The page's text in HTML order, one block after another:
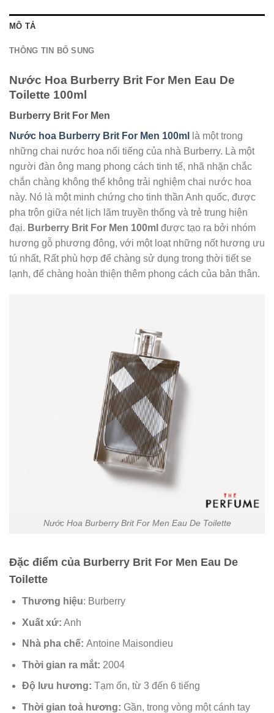
MÔ TẢ
THÔNG TIN BỔ SUNG
Nước Hoa Burberry Brit For Men Eau De
Toilette 100ml
Burberry Brit For Men
Nước hoa Burberry Brit For Men 100ml
là một trong
những chai nước hoa nổi tiếng của nhà Burberry. Là một
người đàn ông mang phong cách tinh tế, nhã nhặn chắc
chắn chàng không thể không trải nghiệm chai nước hoa
này. Nó là một minh chứng cho tinh thần Anh quốc, được
pha trộn giữa nét lịch lãm truyền thống và trẻ trung hiện
đại. Burberry Brit For Men 100ml được tạo ra bởi nhóm
hương gỗ phương đông, với một loạt những nốt hương ưu
tú nhất, Rất phù hợp để chàng sử dụng trong thời tiết se
lạnh, để chàng hoàn thiện thêm phong cách của bản thân.
Nước Hoa Burberry Brit For Men Eau De Toilette
Đặc điểm của Burberry Brit For Men Eau De
Toilette
Thương hiệu: Burberry
Xuất xứ: Anh
Nhà pha chế: Antoine Maisondieu
Thời gian ra mắt: 2004
Độ lưu hương: Tạm ổn, từ 3 đến 6 tiếng
Thời gian toả hương: Gần, trong vòng một cánh tay